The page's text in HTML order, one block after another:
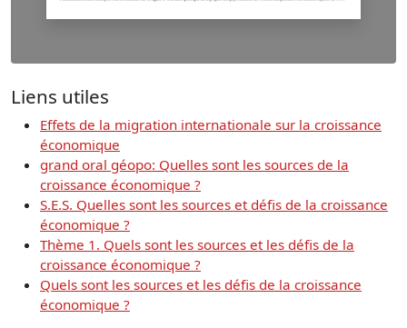
Liens utiles
Effets de la migration internationale sur la croissance
économique
grand oral géopo: Quelles sont les sources de la
croissance économique ?
S.E.S. Quelles sont les sources et défis de la croissance
économique ?
Thème 1. Quels sont les sources et les défis de la
croissance économique ?
Quels sont les sources et les défis de la croissance
économique ?